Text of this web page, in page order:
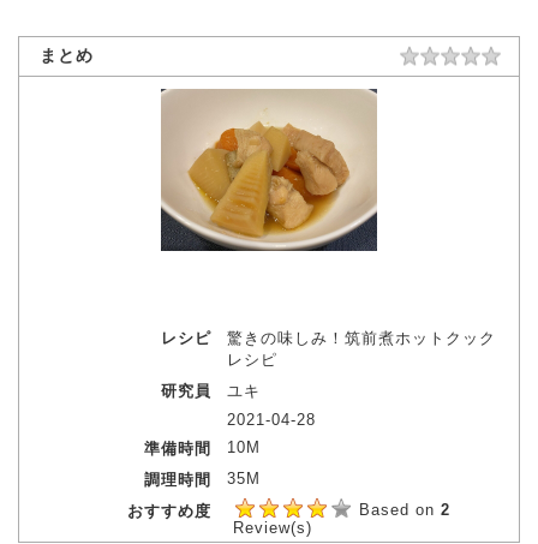
まとめ
レシピ
驚きの味しみ！筑前煮ホットクック
レシピ
研究員
ユキ
2021-04-28
準備時間
10M
調理時間
35M
おすすめ度
Based on 2
Review(s)